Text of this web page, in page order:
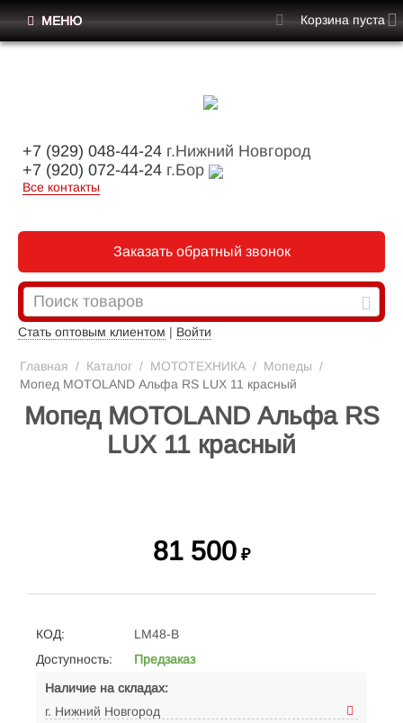
+7 (929) 048-44-24 г.Нижний Новгород
+7 (920) 072-44-24 г.Бор
Все контакты
Заказать обратный звонок
Стать оптовым клиентом | Войти
МЕНЮ Корзина пуста
Главная / Каталог / МОТОТЕХНИКА / Мопеды /
Мопед MOTOLAND Альфа RS LUX 11 красный
Мопед MOTOLAND Альфа RS
LUX 11 красный
81 500 ₽
КОД:
LM48-B
Доступность:
Предзаказ
Наличие на складах:
г. Нижний Новгород